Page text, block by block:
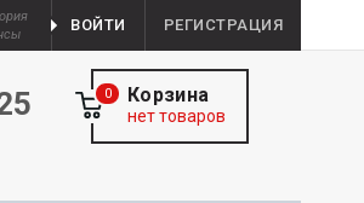
ВОЙТИ РЕГИСТРАЦИЯ
Корзина
0
нет товаров